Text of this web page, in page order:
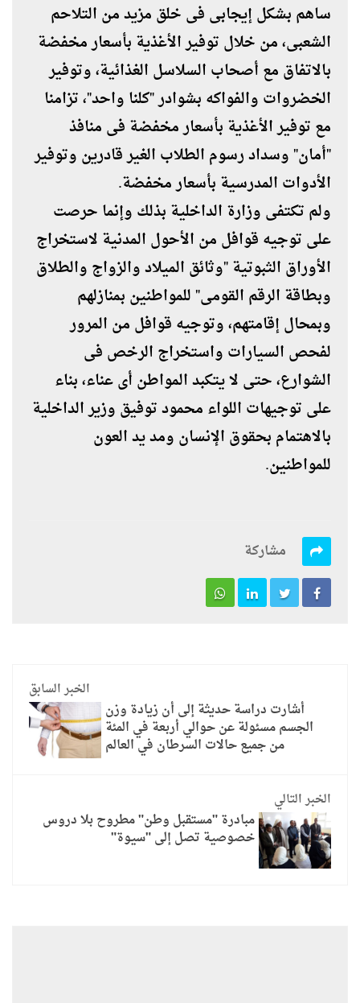
ساهم بشكل إيجابى فى خلق مزيد من التلاحم
الشعبى، من خلال توفير الأغذية بأسعار مخفضة
بالاتفاق مع أصحاب السلاسل الغذائية، وتوفير
الخضروات والفواكه بشوادر "كلنا واحد"، تزامنا
مع توفير الأغذية بأسعار مخفضة فى منافذ
"أمان" وسداد رسوم الطلاب الغير قادرين وتوفير
الأدوات المدرسية بأسعار مخفضة.
ولم تكتفى وزارة الداخلية بذلك وإنما حرصت
على توجيه قوافل من الأحول المدنية لاستخراج
الأوراق الثبوتية "وثائق الميلاد والزواج والطلاق
وبطاقة الرقم القومى" للمواطنين بمنازلهم
وبمحال إقامتهم، وتوجيه قوافل من المرور
لفحص السيارات واستخراج الرخص فى
الشوارع، حتى لا يتكبد المواطن أى عناء، بناء
على توجيهات اللواء محمود توفيق وزير الداخلية
بالاهتمام بحقوق الإنسان ومد يد العون
للمواطنين.
مشاركة
الخبر السابق
أشارت دراسة حديثة إلى أن زيادة وزن
الجسم مسئولة عن حوالي أربعة في المئة
من جميع حالات السرطان في العالم
الخبر التالي
مبادرة "مستقبل وطن" مطروح بلا دروس
خصوصية تصل إلى "سيوة"